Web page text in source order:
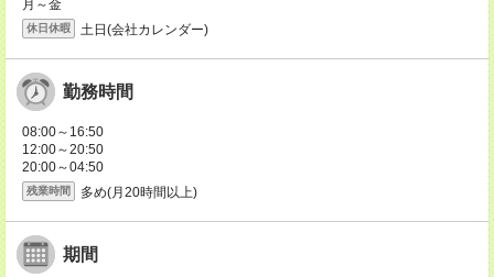
月～金
休日休暇 土日(会社カレンダー)
勤務時間
08:00～16:50
12:00～20:50
20:00～04:50
残業時間 多め(月20時間以上)
期間